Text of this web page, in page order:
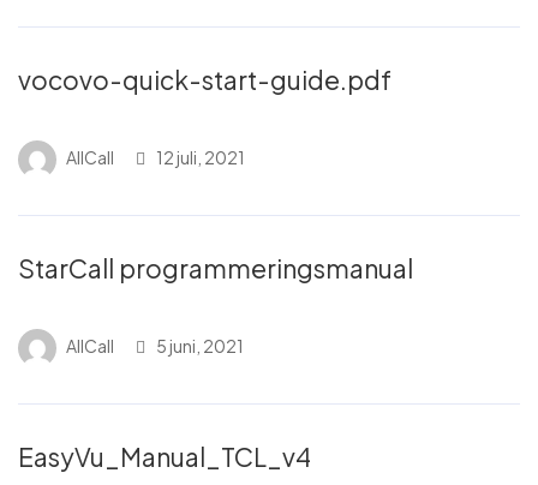
vocovo-quick-start-guide.pdf
AllCall 12 juli, 2021
StarCall programmeringsmanual
AllCall 5 juni, 2021
EasyVu_Manual_TCL_v4